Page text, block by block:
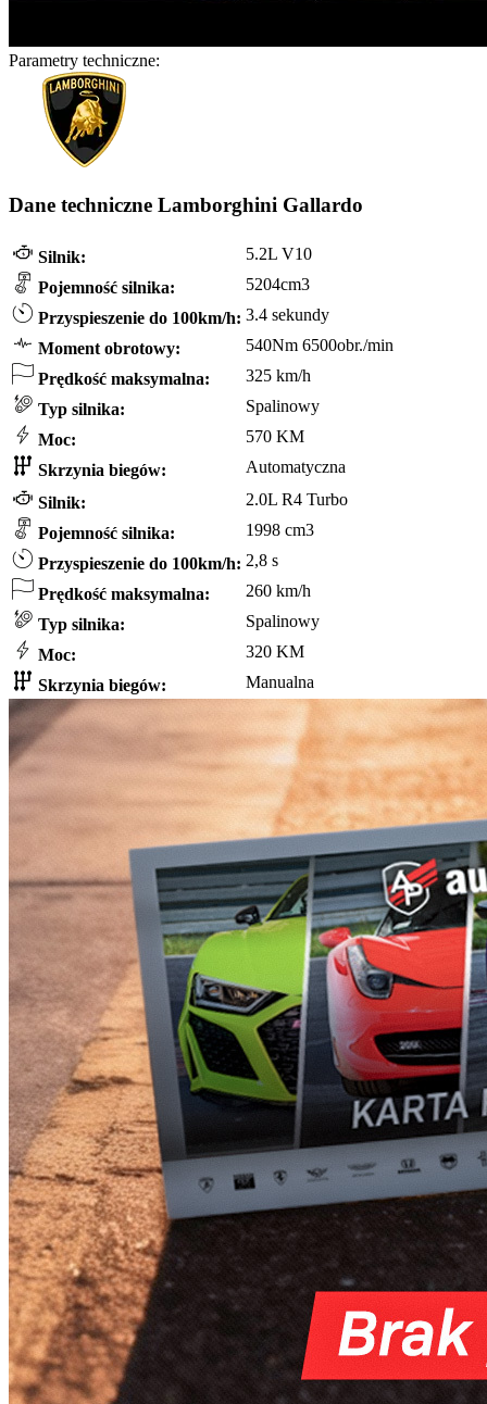
Parametry techniczne:
Dane techniczne Lamborghini Gallardo
Silnik:
5.2L V10
Pojemność silnika:
5204cm3
Przyspieszenie do 100km/h: 3.4 sekundy
Moment obrotowy:
540Nm 6500obr./min
Prędkość maksymalna:
325 km/h
Typ silnika:
Spalinowy
Moc:
570 KM
Skrzynia biegów:
Automatyczna
Silnik:
2.0L R4 Turbo
Pojemność silnika:
1998 cm3
Przyspieszenie do 100km/h: 2,8 s
Prędkość maksymalna:
260 km/h
Typ silnika:
Spalinowy
Moc:
320 KM
Skrzynia biegów:
Manualna